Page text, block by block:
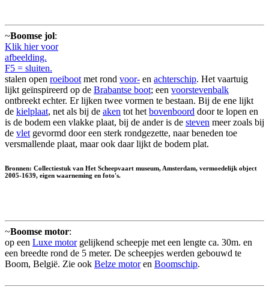
~Boomse jol:
Klik hier voor
afbeelding.
F5 = sluiten.
stalen open roeiboot met rond voor- en achterschip. Het vaartuig
lijkt geïnspireerd op de Brabantse boot; een voorstevenbalk
ontbreekt echter. Er lijken twee vormen te bestaan. Bij de ene lijkt
de kielplaat, net als bij de aken tot het bovenboord door te lopen en
is de bodem een vlakke plaat, bij de ander is de steven meer zoals bij
de vlet gevormd door een sterk rondgezette, naar beneden toe
versmallende plaat, maar ook daar lijkt de bodem plat.
Bronnen: Collectiestuk van Het Scheepvaart museum, Amsterdam, vermoedelijk object
2005-1639, eigen waarneming en foto's.
~Boomse motor:
op een Luxe motorgelijkend scheepje met een lengte ca. 30m. en
een breedte rond de 5 meter. De scheepjes werden gebouwd te
Boom, België. Zie ook Belze motoren Boomschip.